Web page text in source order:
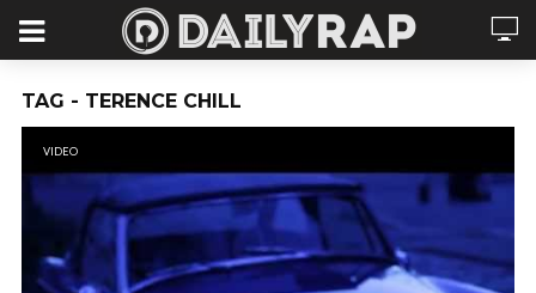
TAG - TERENCE CHILL
VIDEO